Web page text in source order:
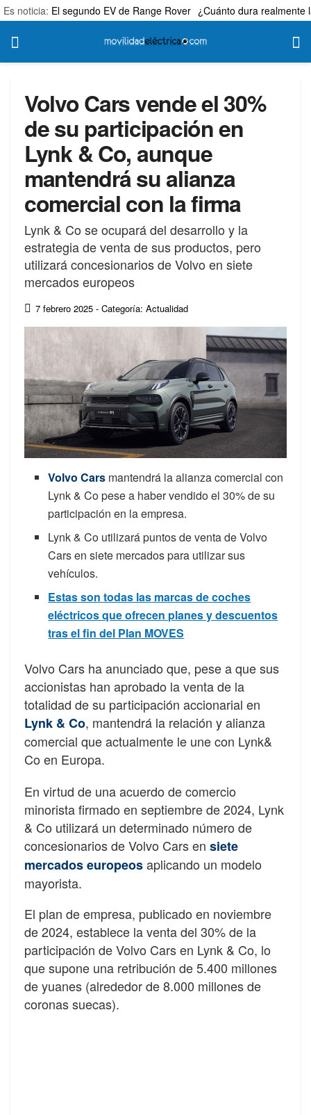
Es noticia: El segundo EV de Range Rover ¿Cuánto dura realmente
Volvo Cars vende el 30%
de su participación en
Lynk & Co, aunque
mantendrá su alianza
comercial con la firma
Lynk & Co se ocupará del desarrollo y la
estrategia de venta de sus productos, pero
utilizará concesionarios de Volvo en siete
mercados europeos
7 febrero 2025 - Categoría: Actualidad
Volvo Cars mantendrá la alianza comercial con
Lynk & Co pese a haber vendido el 30% de su
participación en la empresa.
Lynk & Co utilizará puntos de venta de Volvo
Cars en siete mercados para utilizar sus
vehículos.
Estas son todas las marcas de coches
eléctricos que ofrecen planes y descuentos
tras el fin del Plan MOVES
Volvo Cars ha anunciado que, pese a que sus
accionistas han aprobado la venta de la
totalidad de su participación accionarial en
Lynk & Co, mantendrá la relación y alianza
comercial que actualmente le une con Lynk&
Co en Europa.
En virtud de una acuerdo de comercio
minorista firmado en septiembre de 2024, Lynk
& Co utilizará un determinado número de
concesionarios de Volvo Cars en siete
mercados europeosaplicando un modelo
mayorista.
El plan de empresa, publicado en noviembre
de 2024, establece la venta del 30% de la
participación de Volvo Cars en Lynk & Co, lo
que supone una retribución de 5.400 millones
de yuanes (alrededor de 8.000 millones de
coronas suecas).